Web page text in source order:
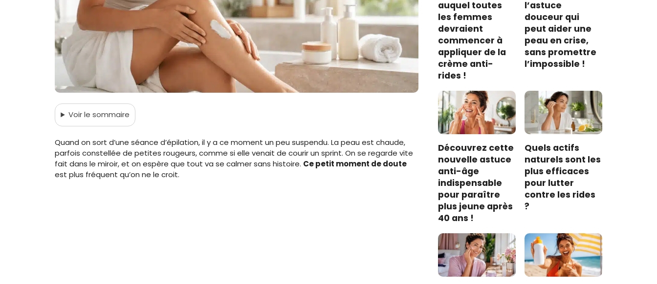
Voirle sommaire
Quand on sort d’une séance d’épilation, il y a ce moment un peu suspendu. La peau est chaude,
parfois constellée de petites rougeurs, comme si elle venait de courir un sprint. On se regarde vite
fait dans le miroir, et on espère que tout va se calmer sans histoire. Ce petit moment de doute
est plus fréquent qu’on ne le croit.
auquel toutes
les femmes
devraient
commencer à
appliquer de la
crème anti-
rides !
l’astuce
douceur qui
peut aider une
peau en crise,
sans promettre
l’impossible !
Découvrez cette
nouvelle astuce
anti-âge
indispensable
pour paraître
plus jeune après
40 ans !
Quels actifs
naturels sont les
plus efficaces
pour lutter
contre les rides
?